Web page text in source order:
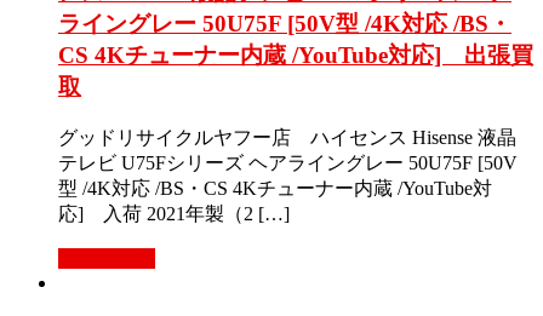
ライングレー 50U75F [50V型 /4K対応 /BS・
CS 4Kチューナー内蔵 /YouTube対応] 出張買
取
グッドリサイクルヤフー店 ハイセンス Hisense 液晶
テレビ U75Fシリーズ ヘアライングレー 50U75F [50V
型 /4K対応 /BS・CS 4Kチューナー内蔵 /YouTube対
応] 入荷 2021年製（2 […]